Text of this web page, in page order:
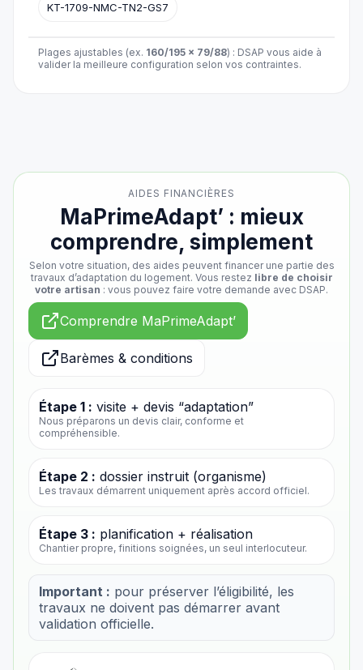
KT-1709-NMC-TN2-GS7
Plages ajustables (ex. 160/195 × 79/88) : DSAP vous aide à
valider la meilleure configuration selon vos contraintes.
AIDES FINANCIÈRES
MaPrimeAdapt’ : mieux
comprendre, simplement
Selon votre situation, des aides peuvent financer une partie des
travaux d’adaptation du logement. Vous restez libre de choisir
votre artisan : vous pouvez faire votre demande avec DSAP.
Comprendre MaPrimeAdapt’
Barèmes & conditions
Étape 1 : visite + devis “adaptation”
Nous préparons un devis clair, conforme et
compréhensible.
Étape 2 : dossier instruit (organisme)
Les travaux démarrent uniquement après accord officiel.
Étape 3 : planification + réalisation
Chantier propre, finitions soignées, un seul interlocuteur.
Important : pour préserver l’éligibilité, les
travaux ne doivent pas démarrer avant
validation officielle.